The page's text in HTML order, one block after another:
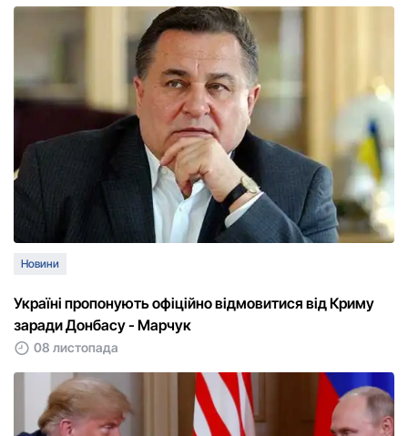
Новини
Україні пропонують офіційно відмовитися від Криму
заради Донбасу - Марчук
08 листопада